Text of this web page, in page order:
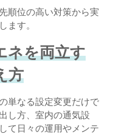
順位の高い対策から実
ます。
ネを両立す
方
単なる設定変更だけで
し方、室内の通気設
て日々の運用やメンテ